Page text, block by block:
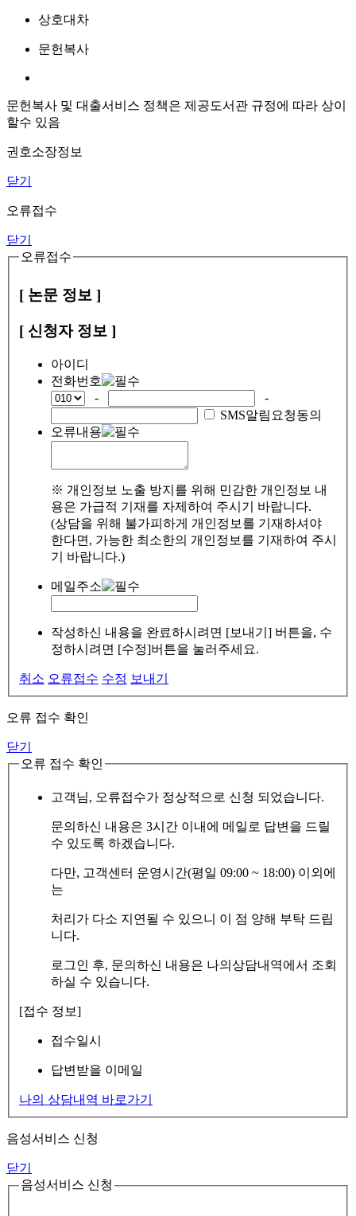
상호대차
문헌복사
문헌복사 및 대출서비스 정책은 제공도서관 규정에 따라 상이
할수 있음
권호소장정보
닫기
오류접수
닫기
오류접수
[ 논문 정보 ]
[ 신청자 정보 ]
아이디
전화번호
-
-
SMS알림요청동의
오류내용
※ 개인정보 노출 방지를 위해 민감한 개인정보 내
용은 가급적 기재를 자제하여 주시기 바랍니다.
(상담을 위해 불가피하게 개인정보를 기재하셔야
한다면, 가능한 최소한의 개인정보를 기재하여 주시
기 바랍니다.)
메일주소
작성하신 내용을 완료하시려면 [보내기] 버튼을, 수
정하시려면 [수정]버튼을 눌러주세요.
취소 오류접수 수정 보내기
오류 접수 확인
닫기
오류 접수 확인
고객님, 오류접수가 정상적으로 신청 되었습니다.
문의하신 내용은 3시간 이내에 메일로 답변을 드릴
수 있도록 하겠습니다.
다만, 고객센터 운영시간(평일 09:00 ~ 18:00) 이외에
는
처리가 다소 지연될 수 있으니 이 점 양해 부탁 드립
니다.
로그인 후, 문의하신 내용은 나의상담내역에서 조회
하실 수 있습니다.
[접수 정보]
접수일시
답변받을 이메일
나의 상담내역 바로가기
음성서비스 신청
닫기
음성서비스 신청